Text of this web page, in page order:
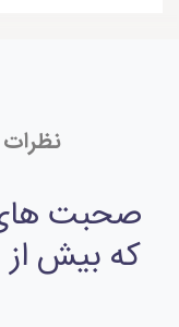
صحبت های
که بیش از